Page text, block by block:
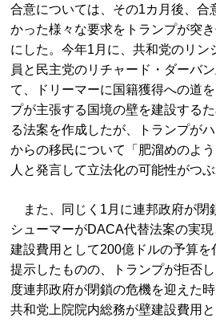
合意については、その1カ月後、合
かった様々な要求をトランプが突
にした。今年1月に、共和党のリン
員と民主党のリチャード・ダーバ
て、ドリーマーに国籍獲得への道
プが主張する国境の壁を建設する
る法案を作成したが、トランプが
からの移民について「肥溜めのよ
人と発言して立法化の可能性がつぶ
また、同じく1月に連邦政府が閉
シューマーがDACA代替法案の実
建設費用として200億ドルの予算を
提示したものの、トランプが拒否
度連邦政府が閉鎖の危機を迎えた
共和党上院院内総務が壁建設費用